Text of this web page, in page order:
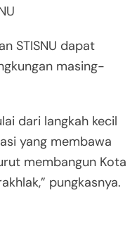
STISNU dapat
masing-
dari langkah kecil
yang membawa
membangun Kota
pungkasnya.